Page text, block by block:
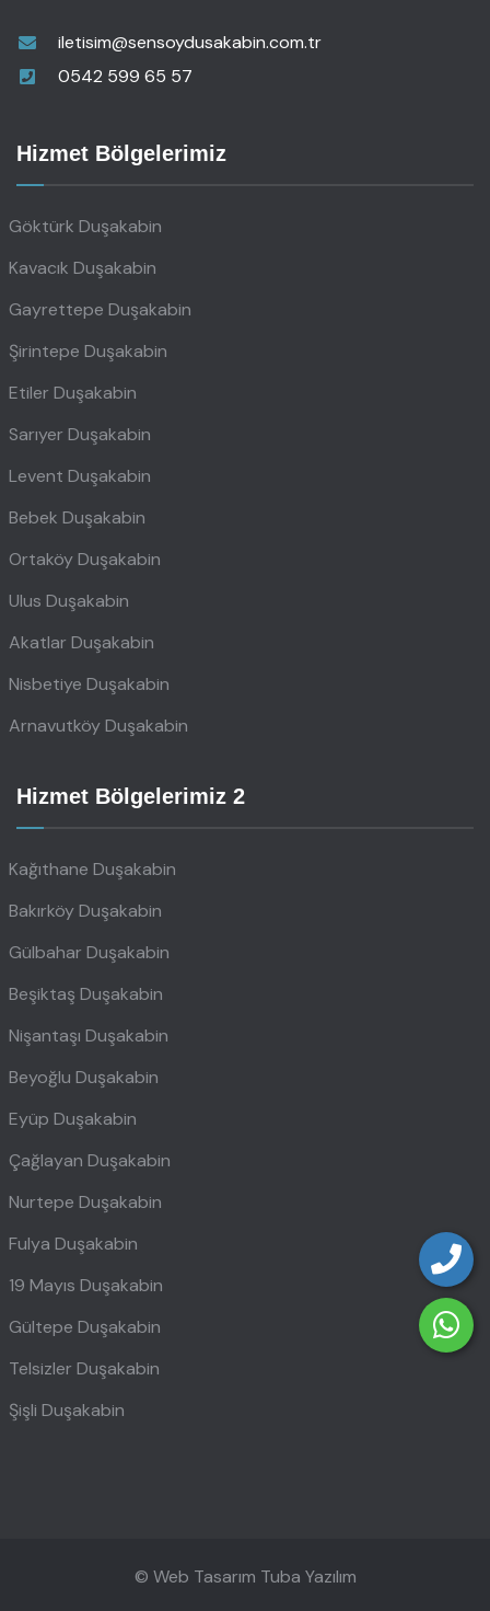
iletisim@sensoydusakabin.com.tr
0542 599 65 57
Hizmet Bölgelerimiz
Göktürk Duşakabin
Kavacık Duşakabin
Gayrettepe Duşakabin
Şirintepe Duşakabin
Etiler Duşakabin
Sarıyer Duşakabin
Levent Duşakabin
Bebek Duşakabin
Ortaköy Duşakabin
Ulus Duşakabin
Akatlar Duşakabin
Nisbetiye Duşakabin
Arnavutköy Duşakabin
Hizmet Bölgelerimiz 2
Kağıthane Duşakabin
Bakırköy Duşakabin
Gülbahar Duşakabin
Beşiktaş Duşakabin
Nişantaşı Duşakabin
Beyoğlu Duşakabin
Eyüp Duşakabin
Çağlayan Duşakabin
Nurtepe Duşakabin
Fulya Duşakabin
19 Mayıs Duşakabin
Gültepe Duşakabin
Telsizler Duşakabin
Şişli Duşakabin
© Web Tasarım Tuba Yazılım